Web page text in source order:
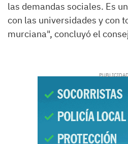
las demandas sociales. Es
con las universidades y con
murciana", concluyó el